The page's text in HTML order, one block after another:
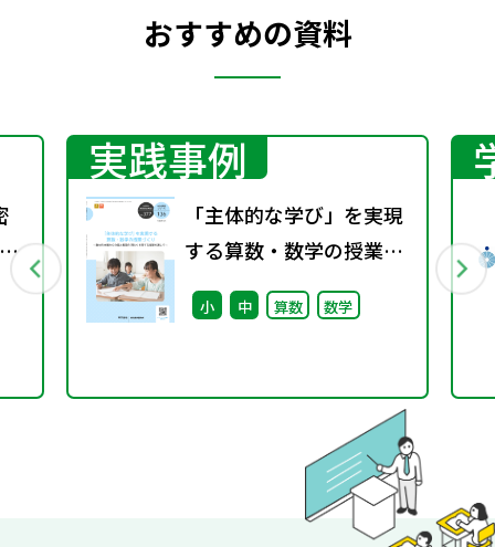
おすすめの資料
実践事例
「主体的な学び」を実現
する算数・数学の授業づ
くり ～教材の本質からの
個と集団の「問い」を育
別課題136）
小 中 算数 数学